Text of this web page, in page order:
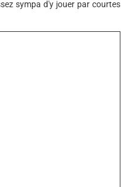
sympa d'y jouer par courtes